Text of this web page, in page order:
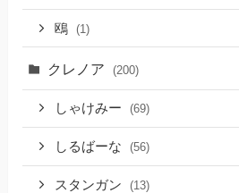
鴎 (1)
クレノア (200)
しゃけみー (69)
しるばーな (56)
スタンガン (13)